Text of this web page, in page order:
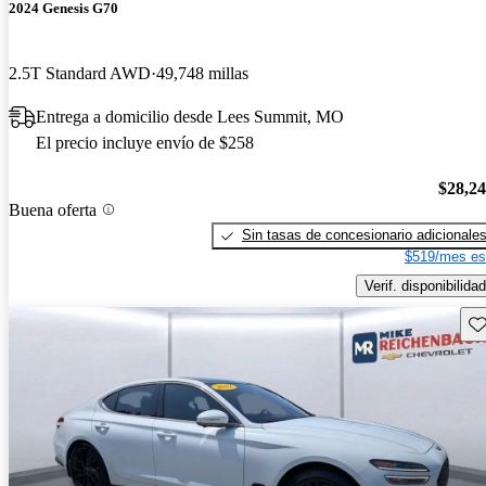
2024 Genesis G70
2.5T Standard AWD 49,748 millas
Entrega a domicilio desde Lees Summit, MO
El precio incluye envío de $258
Buena oferta
Sin tasas de concesionario adicionales
$519/mes
Verif. disponibilidad